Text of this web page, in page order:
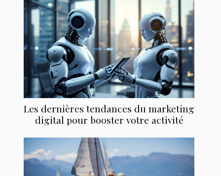
Les dernières tendances du marketing
digital pour booster votre activité